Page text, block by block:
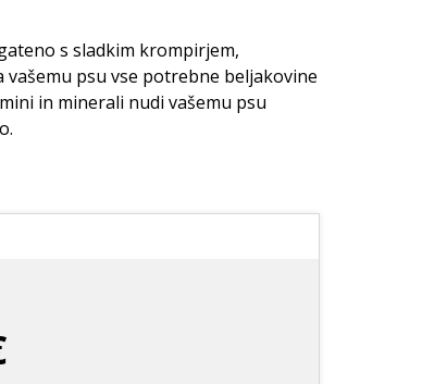
Kozmetika
Vrečke za pobiranje
iztrebkov
Stranišča in posipi
s sladkim krompirjem,
psu vse potrebne beljakovine
in minerali nudi vašemu psu